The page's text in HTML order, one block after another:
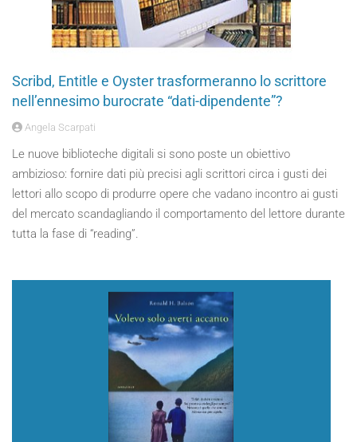
Scribd, Entitle e Oyster trasformeranno lo scrittore
nell’ennesimo burocrate “dati-dipendente”?
Angela Scarpati
Le nuove biblioteche digitali si sono poste un obiettivo
ambizioso: fornire dati più precisi agli scrittori circa i gusti dei
lettori allo scopo di produrre opere che vadano incontro ai gusti
del mercato scandagliando il comportamento del lettore durante
tutta la fase di “reading”.